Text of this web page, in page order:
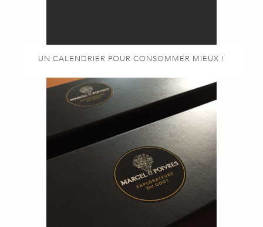
UN CALENDRIER POUR CONSOMMER MIEUX !